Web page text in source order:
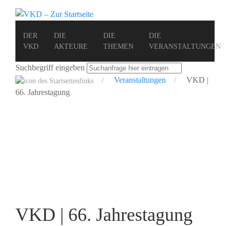
DER
VKD
DIE
AKTEURE
DIE
THEMEN
DIE
VERANSTALTUNGEN
Suchbegriff eingeben
Veranstaltungen
VKD |
66. Jahrestagung
VKD | 66. Jahrestagung